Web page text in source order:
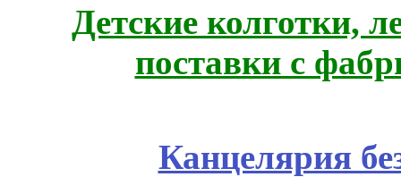
Детские колготки,
поставки с
Канцелярия